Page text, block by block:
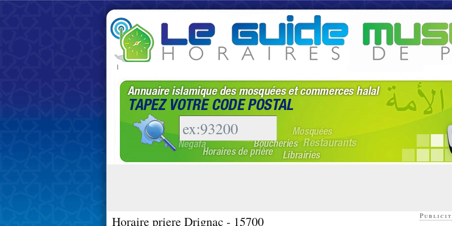
|
Horaire priere Drignac - 15700